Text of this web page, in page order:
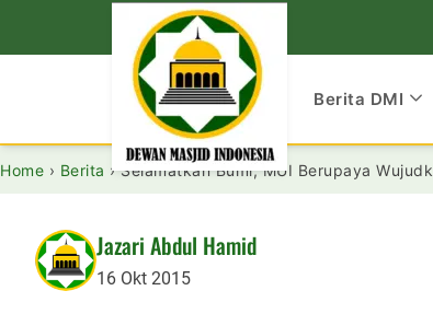
Berita DMI
Home › Berita ›Selamatkan Bumi, MUI Berupaya
Jazari Abdul Hamid
16 Okt 2015